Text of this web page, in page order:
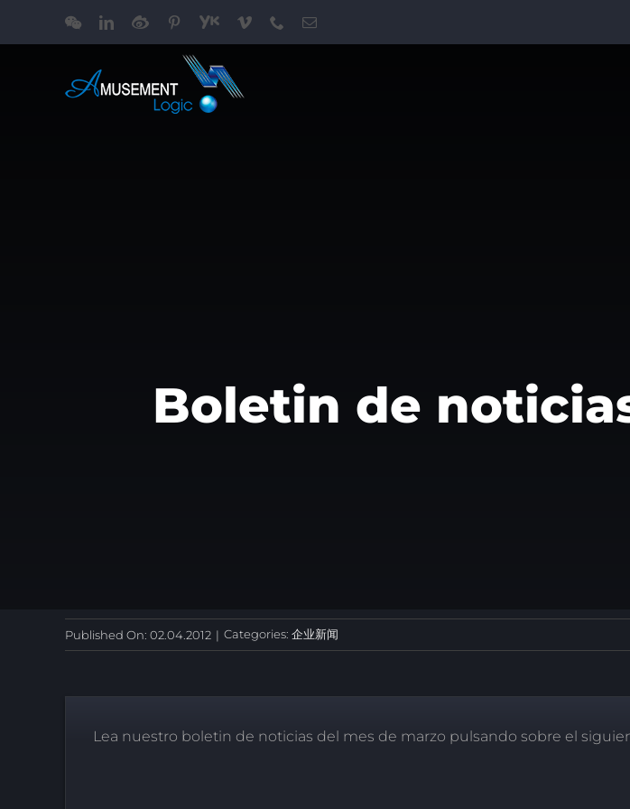
WeChatLinkedIn
Weibo Pinterest
Youku Vimeo Phone电
Boletin de
Published On: 02.04.2012 | Categories: 企业新闻
Lea nuestro boletin de noticias del mes de marzo pulsando sobre el